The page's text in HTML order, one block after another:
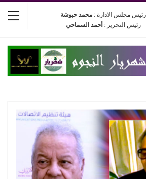
رئيس مجلس الادارة : محمد حبوشة
رئيس التحرير : أحمد السماحي